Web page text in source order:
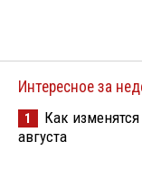
Интересное за
1
Как
августа